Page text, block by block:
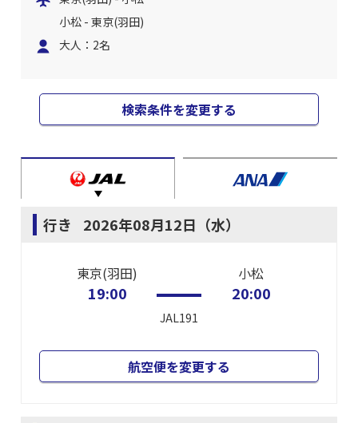
小松 - 東京(羽田)
大人：2名
検索条件を変更する
行き 2026年08月12日（水）
東京(羽田)
19:00
JAL191
小松
20:00
航空便を変更する